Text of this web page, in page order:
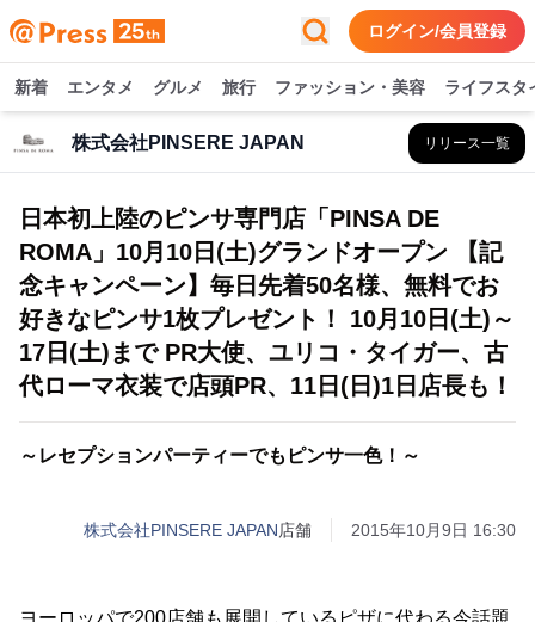
ログイン/会員登録
新着 エンタメ グルメ 旅行 ファッション・美容 ライフスタ
株式会社PINSERE JAPAN リリース一覧
日本初上陸のピンサ専門店「PINSA DE
ROMA」10月10日(土)グランドオープン 【記
念キャンペーン】毎日先着50名様、無料でお
好きなピンサ1枚プレゼント！ 10月10日(土)～
17日(土)まで PR大使、ユリコ・タイガー、古
代ローマ衣装で店頭PR、11日(日)1日店長も！
～レセプションパーティーでもピンサ一色！～
株式会社PINSERE JAPAN店舗 2015年10月9日 16:30
ヨーロッパで200店舗も展開しているピザに代わる今話題